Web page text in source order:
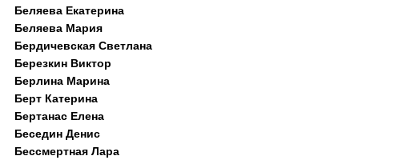
Беляева Екатерина
Беляева Мария
Бердичевская Светлана
Березкин Виктор
Берлина Марина
Берт Катерина
Бертанас Елена
Беседин Денис
Бессмертная Лара